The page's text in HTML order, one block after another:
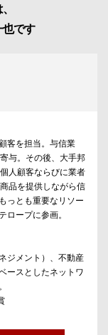
也です
客を担当。与信業
与。その後、大手邦
人顧客ならびに業者
品を提供しながら信
っとも重要なリソー
ロープに参画。
ジメント）、不動産
ースとしたネットワ